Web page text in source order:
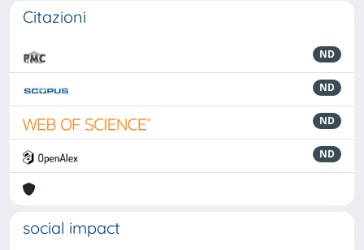
Citazioni
ND
ND
ND
ND
social impact